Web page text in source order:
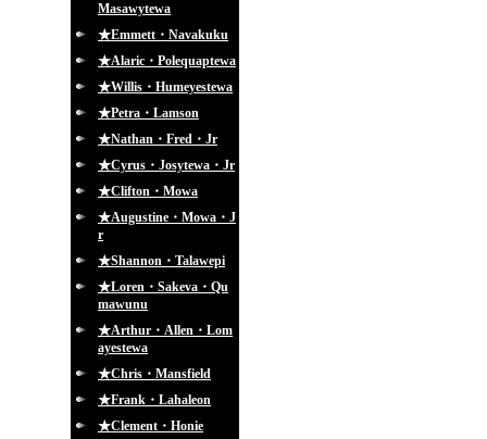
Masawytewa
★Emmett・Navakuku
★Alaric・Polequaptewa
★Willis・Humeyestewa
★Petra・Lamson
★Nathan・Fred・Jr
★Cyrus・Josytewa・Jr
★Clifton・Mowa
★Augustine・Mowa・J
r
★Shannon・Talawepi
★Loren・Sakeva・Qu
mawunu
★Arthur・Allen・Lom
ayestewa
★Chris・Mansfield
★Frank・Lahaleon
★Clement・Honie